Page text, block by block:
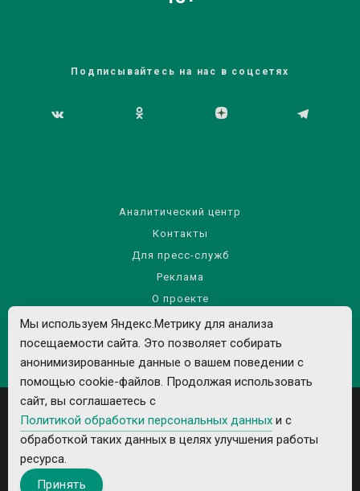
Подписывайтесь на нас в соцсетях
Аналитический центр
Контакты
Для пресс-служб
Реклама
О проекте
Правила использования материалов сайта
Политика обработки персональных данных
Все рекламируемые товары и услуги имеют необходимые лицензии и
Мы используем Яндекс.Метрику для анализа
посещаемости сайта. Это позволяет собирать
анонимизированные данные о вашем поведении с
помощью cookie-файлов. Продолжая использовать
сайт, вы соглашаетесь с
Политикой обработки персональных данных и с
обработкой таких данных в целях улучшения работы
ресурса.
Принять